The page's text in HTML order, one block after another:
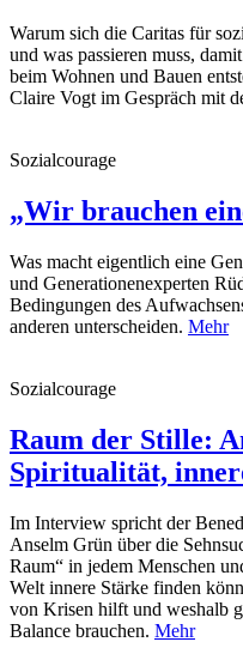
Warum sich die Caritas für
und was passieren muss,
beim Wohnen und Bauen
Claire Vogt im Gespräch mit
Sozialcourage
„Wir brauchen
Was macht eigentlich eine
und Generationenexperten
Bedingungen des
anderen unterscheiden. Mehr
Sozialcourage
Raum der Stille:
Spiritualität,
Im Interview spricht der
Anselm Grün über die
Raum“ in jedem Menschen
Welt innere Stärke finden
von Krisen hilft und weshalb
Balance brauchen. Mehr